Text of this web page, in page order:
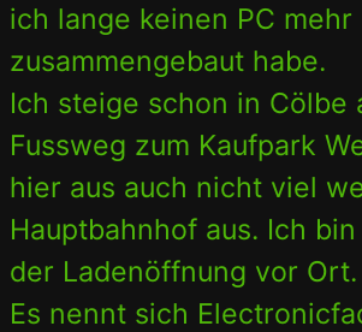
ich lange keinen PC mehr
zusammengebaut habe.
Ich steige schon in Cölbe
Fussweg zum Kaufpark
hier aus auch nicht viel
Hauptbahnhof aus. Ich
der Ladenöffnung vor Ort.
Es nennt sich